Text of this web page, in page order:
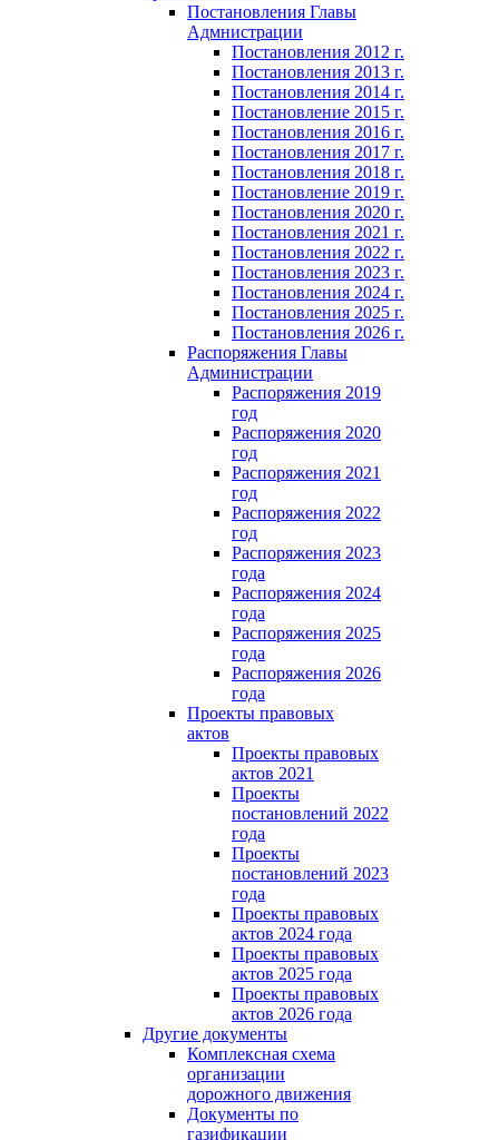
Постановления Главы
Адмнистрации
Постановления 2012 г.
Постановления 2013 г.
Постановления 2014 г.
Постановление 2015 г.
Постановления 2016 г.
Постановления 2017 г.
Постановления 2018 г.
Постановление 2019 г.
Постановления 2020 г.
Постановления 2021 г.
Постановления 2022 г.
Постановления 2023 г.
Постановления 2024 г.
Постановления 2025 г.
Постановления 2026 г.
Распоряжения Главы
Администрации
Распоряжения 2019
год
Распоряжения 2020
год
Распоряжения 2021
год
Распоряжения 2022
год
Распоряжения 2023
года
Распоряжения 2024
года
Распоряжения 2025
года
Распоряжения 2026
года
Проекты правовых
актов
Проекты правовых
актов 2021
Проекты
постановлений 2022
года
Проекты
постановлений 2023
года
Проекты правовых
актов 2024 года
Проекты правовых
актов 2025 года
Проекты правовых
актов 2026 года
Другие документы
Комплексная схема
организации
дорожного движения
Документы по
газификации